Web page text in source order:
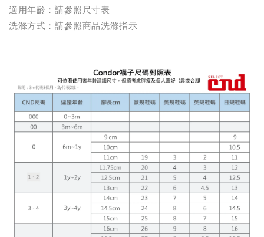
適用年齡：請參照尺寸表
洗滌方式：請參照商品洗滌指示